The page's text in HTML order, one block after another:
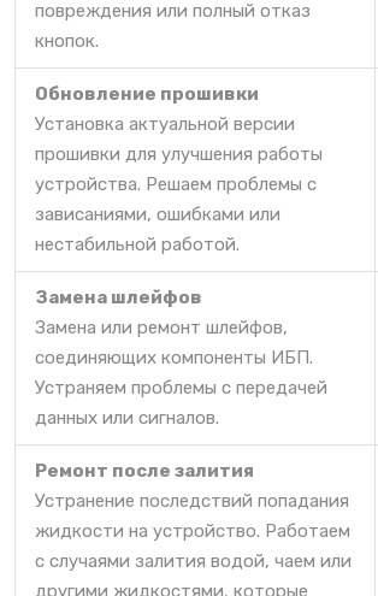
повреждения или полный отказ
кнопок.
Обновление прошивки
Установка актуальной версии
прошивки для улучшения работы
устройства. Решаем проблемы с
зависаниями, ошибками или
нестабильной работой.
Замена шлейфов
Замена или ремонт шлейфов,
соединяющих компоненты ИБП.
Устраняем проблемы с передачей
данных или сигналов.
Ремонт после залития
Устранение последствий попадания
жидкости на устройство. Работаем
с случаями залития водой, чаем или
другими жидкостями, которые